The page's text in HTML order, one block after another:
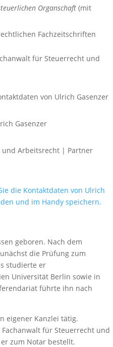
Organschaft (mit
Fachzeitschriften
Gasenzer
und Arbeitsrecht | Partner
die Kontaktdaten von Ulrich
und im Handy speichern.
geboren. Nach dem
die Prüfung zum
studierte er
Universität Berlin sowie in
führte ihn nach
eigener Kanzlei tätig.
für Steuerrecht und
zum Notar bestellt.